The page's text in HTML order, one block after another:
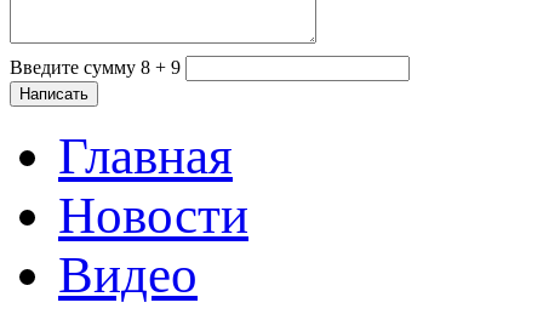
Введите сумму 8 + 9
Главная
Новости
Видео